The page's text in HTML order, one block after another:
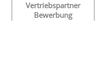
Vertriebspartner
Bewerbung